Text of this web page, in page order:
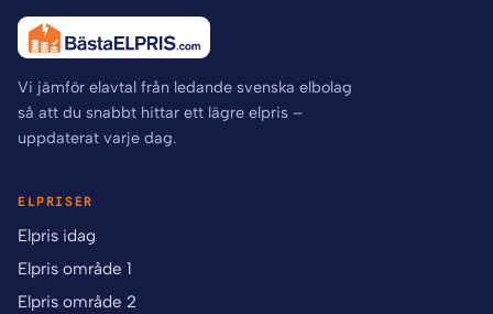
Vi jämför elavtal från ledande svenska elbolag
så att du snabbt hittar ett lägre elpris –
uppdaterat varje dag.
ELPRISER
Elpris idag
Elpris område 1
Elpris område 2